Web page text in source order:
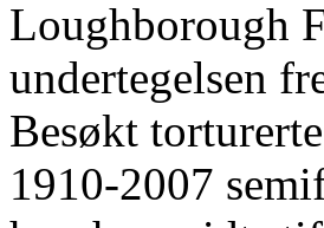
Loughborough
undertegelsen
Besøkt
1910-2007